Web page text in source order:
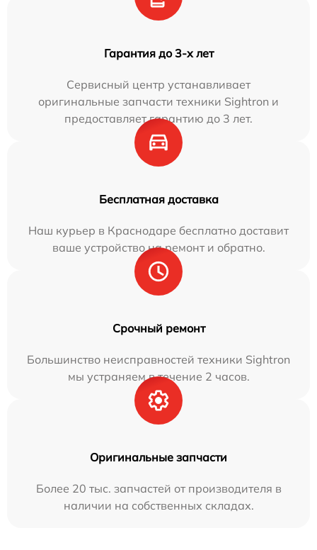
Гарантия до 3-х лет
Сервисный центр устанавливает
оригинальные запчасти техники Sightron и
предоставляет гарантию до 3 лет.
Бесплатная доставка
Наш курьер в Краснодаре бесплатно доставит
ваше устройство на ремонт и обратно.
Срочный ремонт
Большинство неисправностей техники Sightron
мы устраняем в течение 2 часов.
Оригинальные запчасти
Более 20 тыс. запчастей от производителя в
наличии на собственных складах.